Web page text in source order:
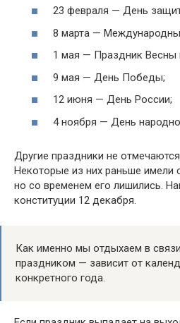
23 февраля — День
8 марта —
1 мая — Праздник Весны
9 мая — День Победы;
12 июня — День России;
4 ноября — День
Другие праздники не
Некоторые из них раньше имели
но со временем его лишились.
конституции 12 декабря.
Как именно мы отдыхаем в
праздником — зависит от
конкретного года.